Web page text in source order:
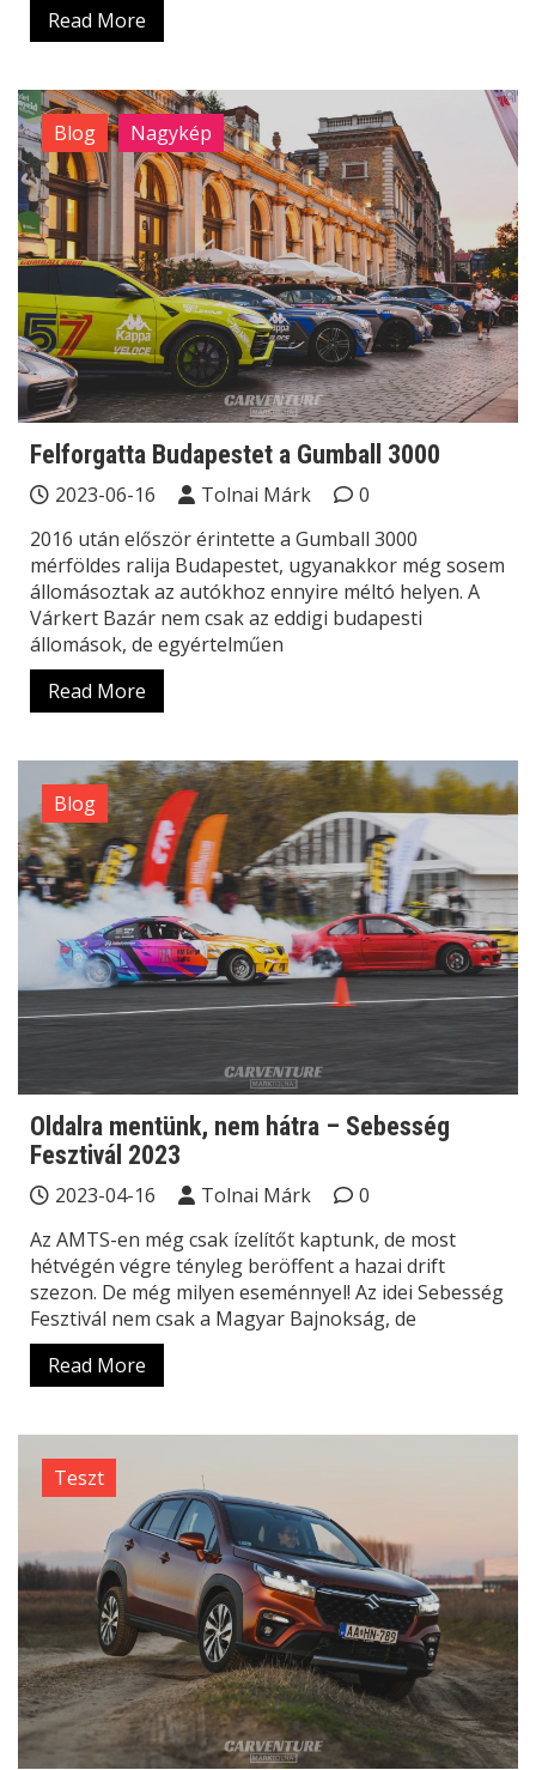
Read More
Blog Nagykép
Felforgatta Budapestet a Gumball 3000
2023-06-16 Tolnai Márk
0
2016 után először érintette a Gumball 3000
mérföldes ralija Budapestet, ugyanakkor még sosem
állomásoztak az autókhoz ennyire méltó helyen. A
Várkert Bazár nem csak az eddigi budapesti
állomások, de egyértelműen
Read More
Blog
Oldalra mentünk, nem hátra – Sebesség
Fesztivál 2023
2023-04-16 Tolnai Márk
0
Az AMTS-en még csak ízelítőt kaptunk, de most
hétvégén végre tényleg beröffent a hazai drift
szezon. De még milyen eseménnyel! Az idei Sebesség
Fesztivál nem csak a Magyar Bajnokság, de
Read More
Teszt